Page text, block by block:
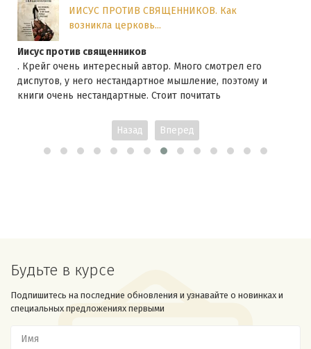
ИИСУС ПРОТИВ СВЯЩЕННИКОВ. Как
возникла церковь...
Иисус против священников
. Крейг очень интересный автор. Много смотрел его
диспутов, у него нестандартное мышление, поэтому и
книги очень нестандартные. Стоит почитать
Назад Вперед
Будьте в курсе
Подпишитесь на последние обновления и узнавайте о новинках и
специальных предложениях первыми